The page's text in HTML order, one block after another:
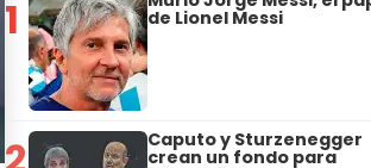
1 de Lionel Messi
Caputo y Sturzenegger
crean un fondo para